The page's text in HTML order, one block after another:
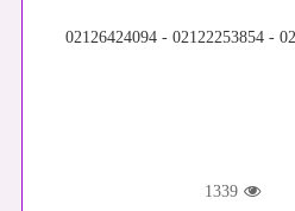
1339